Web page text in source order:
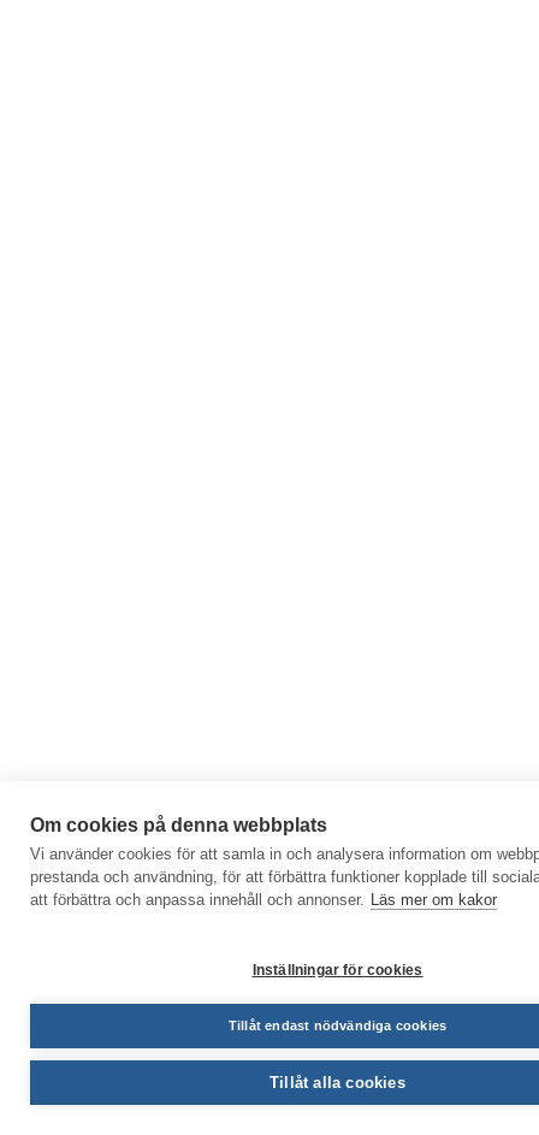
Om cookies på denna webbplats
Vi använder cookies för att samla in och analysera information om
prestanda och användning, för att förbättra funktioner kopplade till
att förbättra och anpassa innehåll och annonser. Läs mer om kakor
Inställningar för cookies
Tillåt endast nödvändiga cookies
Tillåt alla cookies